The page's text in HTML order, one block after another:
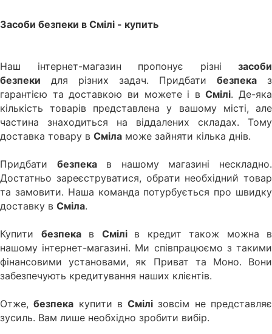
Засоби безпеки в Смілі - купить
Наш інтернет-магазин пропонує різні засоби
безпеки для різних задач. Придбати безпека з
гарантією та доставкою ви можете і вСмілі. Де-яка
кількість товарів представлена у вашому місті, але
частина знаходиться на віддалених складах. Тому
доставка товару в Сміла може зайняти кілька днів.
Придбати безпекав нашому магазині нескладно.
Достатньо зареєструватися, обрати необхідний товар
та замовити. Наша команда потурбується про швидку
доставку в Сміла.
Купити безпекав Смілі в кредит також можна в
нашому інтернет-магазині. Ми співпрацюємо з такими
фінансовими установами, як Приват та Моно. Вони
забезпечують кредитування наших клієнтів.
Отже,безпека купити вСмілі зовсім не представляє
зусиль. Вам лише необхідно зробити вибір.